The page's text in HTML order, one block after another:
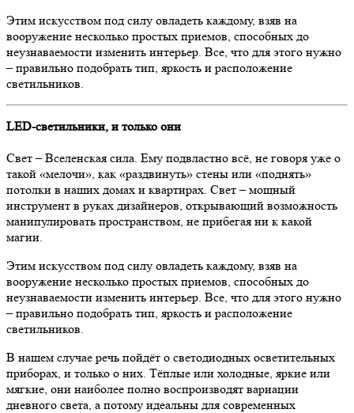
Этим искусством под силу овладеть каждому, взяв на
вооружение несколько простых приемов, способных до
неузнаваемости изменить интерьер. Все, что для этого нужно
– правильно подобрать тип, яркость и расположение
светильников.
LED-светильники, и только они
Свет – Вселенская сила. Ему подвластно всё, не говоря уже о
такой «мелочи», как «раздвинуть» стены или «поднять»
потолки в наших домах и квартирах. Свет – мощный
инструмент в руках дизайнеров, открывающий возможность
манипулировать пространством, не прибегая ни к какой
магии.
Этим искусством под силу овладеть каждому, взяв на
вооружение несколько простых приемов, способных до
неузнаваемости изменить интерьер. Все, что для этого нужно
– правильно подобрать тип, яркость и расположение
светильников.
В нашем случае речь пойдёт о светодиодных осветительных
приборах, и только о них. Тёплые или холодные, яркие или
мягкие, они наиболее полно воспроизводят вариации
дневного света, а потому идеальны для современных